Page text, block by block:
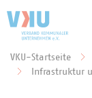
Sie befinden sich
VKU-Startseite
Infrastruktur